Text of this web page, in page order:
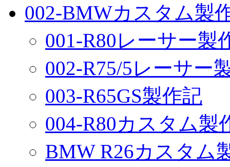
002-BMWカスタム製
001-R80レーサー製
002-R75/5レーサー
003-R65GS製作記
004-R80カスタム製
BMW R26カスタム